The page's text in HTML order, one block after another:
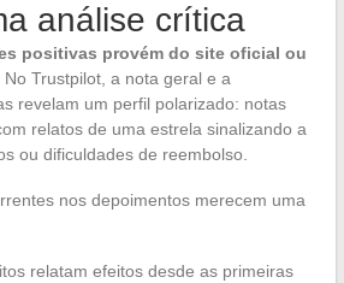
análise crítica
positivas provém do site oficial ou
No Trustpilot, a nota geral e a
revelam um perfil polarizado: notas
relatos de uma estrela sinalizando a
ou dificuldades de reembolso.
nos depoimentos merecem uma
relatam efeitos desde as primeiras